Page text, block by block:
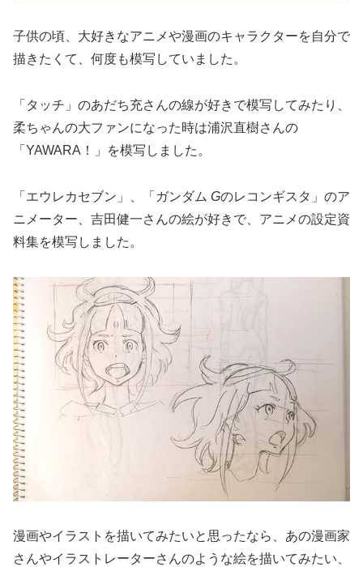
子供の頃、大好きなアニメや漫画のキャラクターを自分で
描きたくて、何度も模写していました。
「タッチ」のあだち充さんの線が好きで模写してみたり、
柔ちゃんの大ファンになった時は浦沢直樹さんの
「YAWARA！」を模写しました。
「エウレカセブン」、「ガンダム Gのレコンギスタ」のア
ニメーター、吉田健一さんの絵が好きで、アニメの設定資
料集を模写しました。
漫画やイラストを描いてみたいと思ったなら、あの漫画家
さんやイラストレーターさんのような絵を描いてみたい、